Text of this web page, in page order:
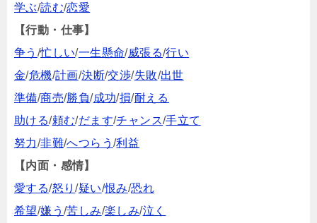
学ぶ/読む/恋愛
【行動・仕事】
争う /忙しい/一生懸命/威張る/行い
金/危機/計画/決断/交渉/失敗/出世
準備/商売/勝負/成功/損/耐える
助ける/頼む/だます/チャンス/手立て
努力/非難/へつらう/利益
【内面・感情】
愛する/怒り/疑い/恨み/恐れ
希望/嫌う/苦しみ/楽しみ/泣く